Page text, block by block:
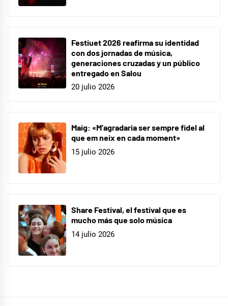
Festiuet 2026 reafirma su identidad
con dos jornadas de música,
generaciones cruzadas y un público
entregado en Salou
20 julio 2026
Maig: «M’agradaria ser sempre fidel al
que em neix en cada moment»
15 julio 2026
Share Festival, el festival que es
mucho más que solo música
14 julio 2026